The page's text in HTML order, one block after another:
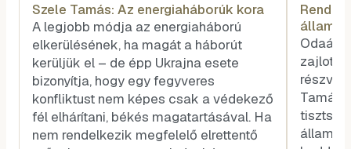
Szele Tamás: Az energiaháborúk kora
A legjobb módja az energiaháború
elkerülésének, ha magát a háborút
kerüljük el – de épp Ukrajna esete
bizonyítja, hogy egy fegyveres
konfliktust nem képes csak a védekező
fél elhárítani, békés magatartásával. Ha
nem rendelkezik megfelelő elrettentő
voksot
Odaát,
zajlott
Tamás